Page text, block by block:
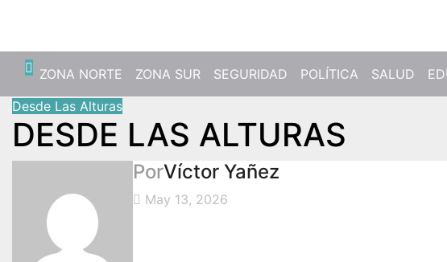
ZONA NORTE ZONA SUR SEGURIDAD POLÍTICA SALUD
Desde Las Alturas
DESDE LAS ALTURAS
PorVíctor Yañez
May 13, 2026